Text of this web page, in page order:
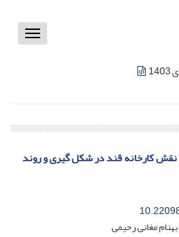
Toggle
کارخانه قند در شکل گیری و روند
مغانی رحیمی